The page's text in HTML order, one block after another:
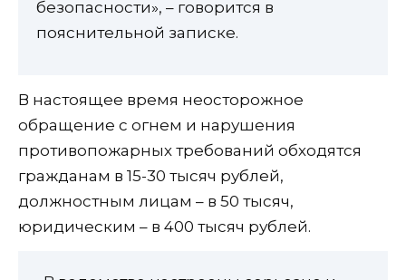
безопасности», – говорится в
пояснительной записке.
В настоящее время неосторожное
обращение с огнем и нарушения
противопожарных требований обходятся
гражданам в 15-30 тысяч рублей,
должностным лицам – в 50 тысяч,
юридическим – в 400 тысяч рублей.